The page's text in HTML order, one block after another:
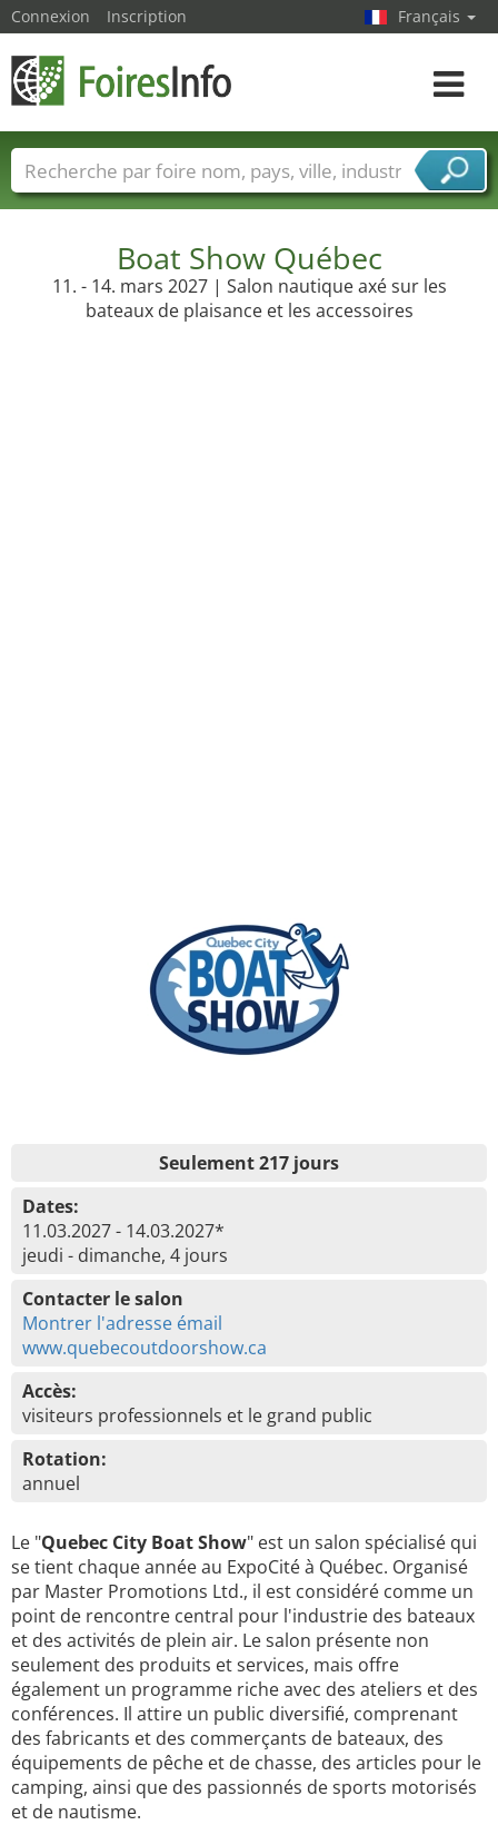
Boat Show Québec
11. - 14. mars 2027 | Salon nautique axé sur les
bateaux de plaisance et les accessoires
Seulement 217 jours
Dates:
11.03.2027 - 14.03.2027*
jeudi - dimanche, 4 jours
Contacter le salon
Montrer l'adresse émail
www.quebecoutdoorshow.ca
Accès:
visiteurs professionnels et le grand public
Rotation:
annuel
Le "Quebec City Boat Show" est un salon spécialisé qui
se tient chaque année au ExpoCité à Québec. Organisé
par Master Promotions Ltd., il est considéré comme un
point de rencontre central pour l'industrie des bateaux
et des activités de plein air. Le salon présente non
seulement des produits et services, mais offre
également un programme riche avec des ateliers et des
conférences. Il attire un public diversifié, comprenant
des fabricants et des commerçants de bateaux, des
équipements de pêche et de chasse, des articles pour le
camping, ainsi que des passionnés de sports motorisés
et de nautisme.
Connexion Inscription Français
Toggle
Foire noms Pays Villes
Secteurs de foire